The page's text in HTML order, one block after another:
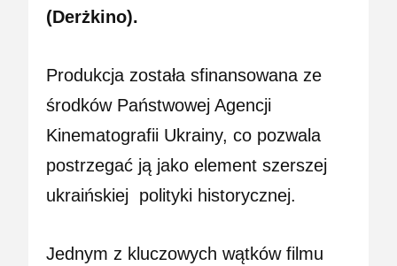
(Derżkino).
Produkcja została sfinansowana ze
środków Państwowej Agencji
Kinematografii Ukrainy, co pozwala
postrzegać ją jako element szerszej
ukraińskiej polityki historycznej.
Jednym z kluczowych wątków filmu